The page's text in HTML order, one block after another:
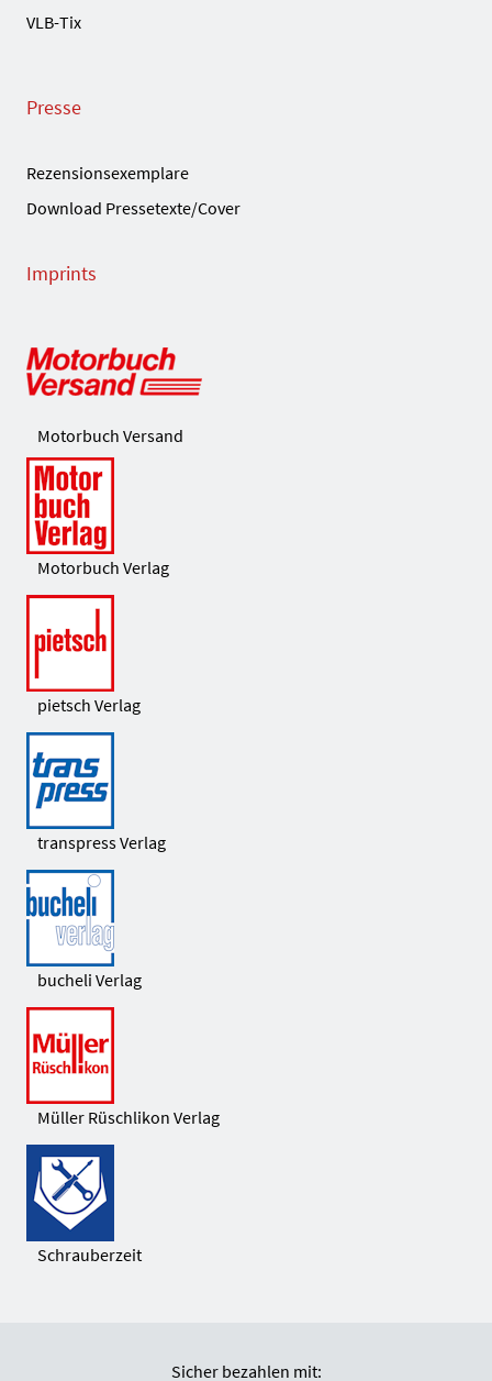
VLB-Tix
Presse
Rezensionsexemplare
Download Pressetexte/Cover
Imprints
Motorbuch Versand
Motorbuch Verlag
pietsch Verlag
transpress Verlag
bucheli Verlag
Müller Rüschlikon Verlag
Schrauberzeit
Sicher bezahlen mit: